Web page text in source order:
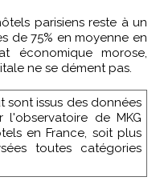
parisiens reste à un
de 75% en moyenne en
économique morose,
ne se dément pas.
l'observatoire de MKG
en France, soit plus
toutes catégories